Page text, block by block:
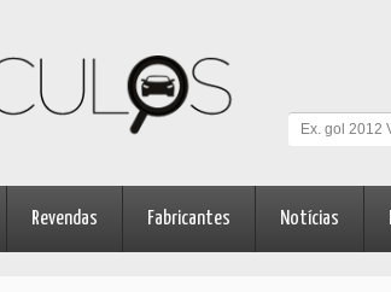
Revendas Fabricantes Notícias